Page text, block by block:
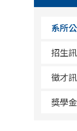
系所
招生
徵才
獎學金